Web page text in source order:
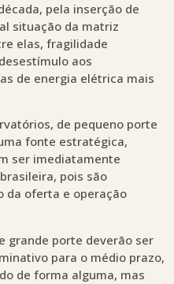
pela inserção de
situação da matriz
elas, fragilidade
aos
de energia elétrica mais
de pequeno porte
fonte estratégica,
ser imediatamente
pois são
da oferta e operação
grande porte deverão ser
para o médio prazo,
de forma alguma, mas